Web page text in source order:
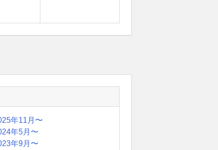
年11月〜
年5月〜
年9月〜